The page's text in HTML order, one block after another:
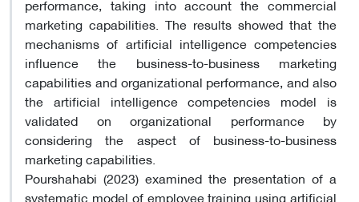
marketing capabilities. The results showed that the
mechanisms of artificial intelligence competencies
influence the business-to-business marketing
capabilities and organizational performance, and also
the artificial intelligence ​​competencies model is
validated on organizational performance by
considering the aspect of business-to-business
marketing capabilities.
Pourshahabi (2023) examined the presentation of a
systematic model of employee training using artificial